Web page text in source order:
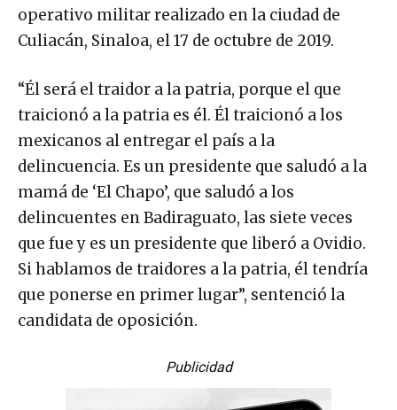
operativo militar realizado en la ciudad de
Culiacán, Sinaloa, el 17 de octubre de 2019.
“Él será el traidor a la patria, porque el que
traicionó a la patria es él. Él traicionó a los
mexicanos al entregar el país a la
delincuencia. Es un presidente que saludó a la
mamá de ‘El Chapo’, que saludó a los
delincuentes en Badiraguato, las siete veces
que fue y es un presidente que liberó a Ovidio.
Si hablamos de traidores a la patria, él tendría
que ponerse en primer lugar”, sentenció la
candidata de oposición.
Publicidad